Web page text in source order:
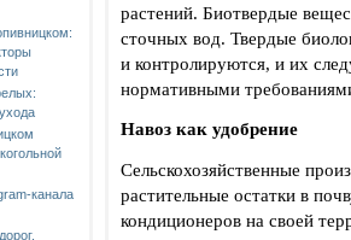
канала
растений. Биотвердые
сточных вод. Твердые
и контролируются, и их
нормативными
Навоз как удобрение
Сельскохозяйственные
растительные остатки в
кондиционеров на своей